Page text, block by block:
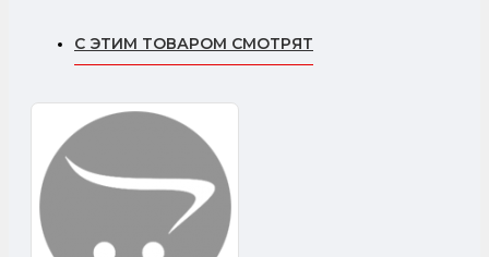
С ЭТИМ ТОВАРОМ СМОТРЯТ